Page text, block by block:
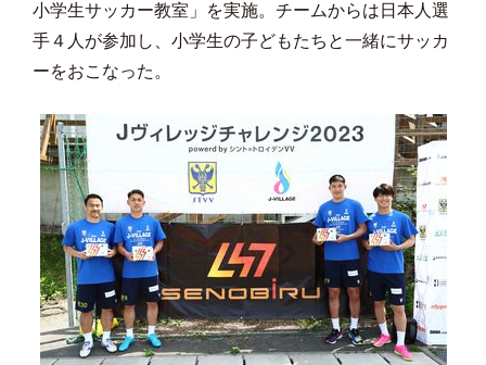
小学生サッカー教室」を実施。チームからは日本人選
手４人が参加し、小学生の子どもたちと一緒にサッカ
ーをおこなった。